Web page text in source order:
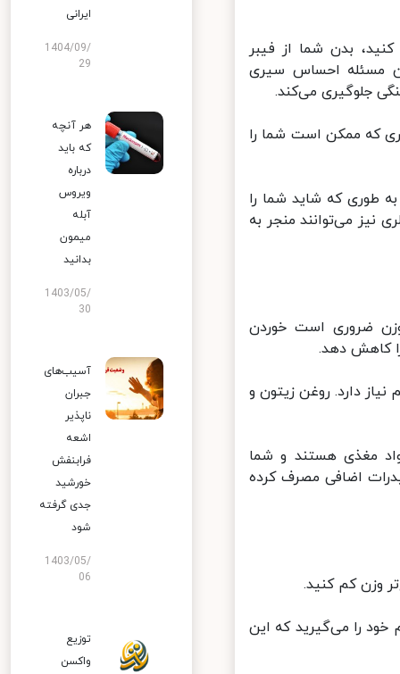
بدن شما از فیبر
مسئله احساس سیری
جلوگیری می‌کند.
که ممکن است شما را
که شاید شما را
می‌توانند منجر به
ضروری است خوردن
کاهش دهد.
دارد. روغن زیتون و
مغذی هستند و شما
اضافی مصرف کرده
کم کنید.
را می‌گیرید که این
ایرانی
1404/09/
29
هر آنچه
که باید
درباره
ویروس
آبله
میمون
بدانید
1403/05/
30
آسیب‌های
جبران
ناپذیر
اشعه
فرابنفش
خورشید
جدی گرفته
شود
1403/05/
06
توزیع
واکسن